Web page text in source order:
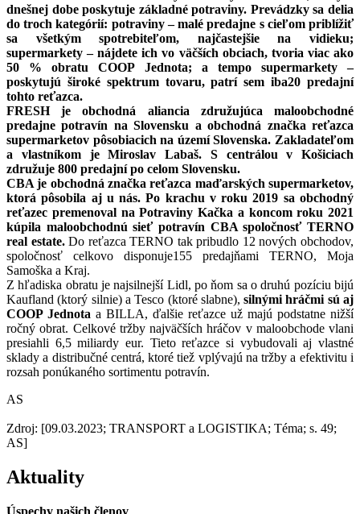
dnešnej dobe poskytuje základné potraviny. Prevádzky sa delia
do troch kategórií: potraviny – malé predajne s cieľom priblížiť
sa všetkým spotrebiteľom, najčastejšie na vidieku;
supermarkety – nájdete ich vo väčších obciach, tvoria viac ako
50 % obratu COOP Jednota; a tempo supermarkety –
poskytujú široké spektrum tovaru, patrí sem iba20 predajní
tohto reťazca.
FRESH je obchodná aliancia združujúca maloobchodné
predajne potravín na Slovensku a obchodná značka reťazca
supermarketov pôsobiacich na území Slovenska. Zakladateľom
a vlastníkom je Miroslav Labaš. S centrálou v Košiciach
združuje 800 predajní po celom Slovensku.
CBA je obchodná značka reťazca maďarských supermarketov,
ktorá pôsobila aj u nás. Po krachu v roku 2019 sa obchodný
reťazec premenoval na Potraviny Kačka a koncom roku 2021
kúpila maloobchodnú sieť potravín CBA spoločnosť TERNO
real estate.Do reťazca TERNO tak pribudlo 12 nových obchodov,
spoločnosť celkovo disponuje155 predajňami TERNO, Moja
Samoška a Kraj.
Z hľadiska obratu je najsilnejší Lidl, po ňom sa o druhú pozíciu bijú
Kaufland (ktorý silnie) a Tesco (ktoré slabne),silnými hráčmi sú aj
COOP Jednota a BILLA, ďalšie reťazce už majú podstatne nižší
ročný obrat. Celkové tržby najväčších hráčov v maloobchode vlani
presiahli 6,5 miliardy eur. Tieto reťazce si vybudovali aj vlastné
sklady a distribučné centrá, ktoré tiež vplývajú na tržby a efektivitu i
rozsah ponúkaného sortimentu potravín.
AS
Zdroj: [09.03.2023; TRANSPORT a LOGISTIKA; Téma; s. 49;
AS]
Aktuality